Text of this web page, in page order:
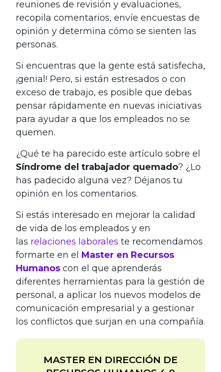
reuniones de revisión y evaluaciones,
recopila comentarios, envíe encuestas de
opinión y determina cómo se sienten las
personas.
Si encuentras que la gente está satisfecha,
¡genial! Pero, si están estresados ​​​​o con
exceso de trabajo, es posible que debas
pensar rápidamente en nuevas iniciativas
para ayudar a que los empleados no se
quemen.
¿Qué te ha parecido este artículo sobre el
Síndrome del trabajador quemado? ¿Lo
has padecido alguna vez? Déjanos tu
opinión en los comentarios.
Si estás interesado en mejorar la calidad
de vida de los empleados y en
las relaciones laborales te recomendamos
formarte en el Master en Recursos
Humanos con el que aprenderás
diferentes herramientas para la gestión de
personal, a aplicar los nuevos modelos de
comunicación empresarial y a gestionar
los conflictos que surjan en una compañía.
MASTER EN DIRECCIÓN DE